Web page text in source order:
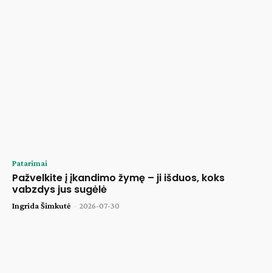
Patarimai
Pažvelkite į įkandimo žymę – ji išduos, koks
vabzdys jus sugėlė
Ingrida Šimkutė - 2026-07-30